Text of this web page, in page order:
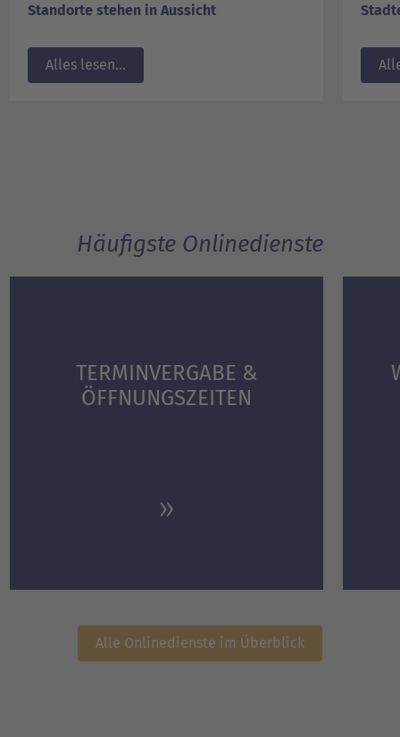
Standorte stehen in Aussicht
Alles lesen...
Häufigste Onlinedienste
TERMINVERGABE &
ÖFFNUNGS­ZEITEN
Alle Onlinedienste im Überblick